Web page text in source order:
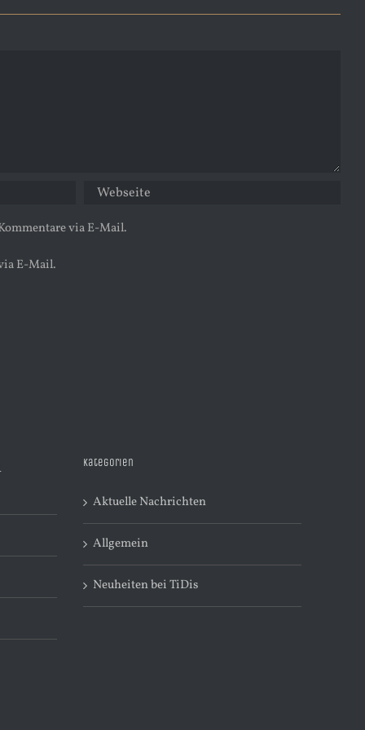
via E-Mail.
E-Mail.
Kategorien
Aktuelle Nachrichten
Allgemein
Neuheiten bei TiDis